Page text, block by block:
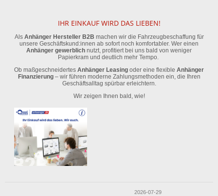
IHR EINKAUF WIRD DAS LIEBEN!
Als Anhänger Hersteller B2B machen wir die Fahrzeugbeschaffung für
unsere Geschäftskund:innen ab sofort noch komfortabler. Wer einen
Anhänger gewerblich nutzt, profitiert bei uns bald von weniger
Papierkram und deutlich mehr Tempo.
Ob maßgeschneidertes Anhänger Leasing oder eine flexible Anhänger
Finanzierung– wir führen moderne Zahlungsmethoden ein, die Ihren
Geschäftsalltag spürbar erleichtern.
Wir zeigen Ihnen bald, wie!
2026-07-29